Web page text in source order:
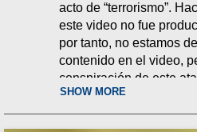
acto de “terrorismo”.
este video no fue
por tanto, no estamos
contenido en el video,
conspiración de este
quienes son los que
Todo los derechos
SHOW MORE